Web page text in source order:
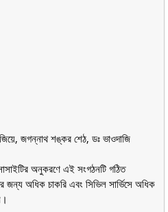
জগন্নাথ শঙ্কর শেঠ, ডঃ ভাওদাজি
অনুকরণে এই সংগঠনটি গঠিত
জন্য অধিক চাকরি এবং সিভিল সার্ভিসে অধিক